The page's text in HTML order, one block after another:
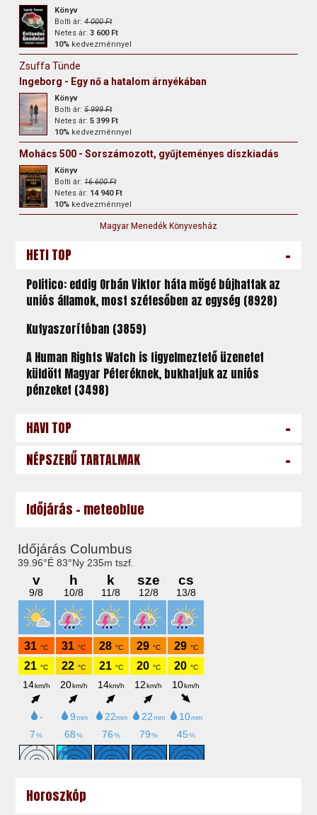
Könyv
Bolti ár:4 000 Ft
Netes ár:3 600 Ft
10% kedvezménnyel
Zsuffa Tünde
Ingeborg - Egy nő a hatalom árnyékában
Könyv
Bolti ár:5 999 Ft
Netes ár:5 399 Ft
10% kedvezménnyel
Mohács 500 - Sorszámozott, gyűjteményes díszkiadás
Könyv
Bolti ár:16 600 Ft
Netes ár: 14 940 Ft
10% kedvezménnyel
Magyar Menedék Könyvesház
HETI TOP -
Politico: eddig Orbán Viktor háta mögé bújhattak az
uniós államok, most szétesőben az egység (8928)
Kutyaszorítóban (3859)
A Human Rights Watch is figyelmeztető üzenetet
küldött Magyar Péteréknek, bukhatjuk az uniós
pénzeket (3498)
HAVI TOP -
NÉPSZERŰ TARTALMAK -
Időjárás - meteoblue
Horoszkóp